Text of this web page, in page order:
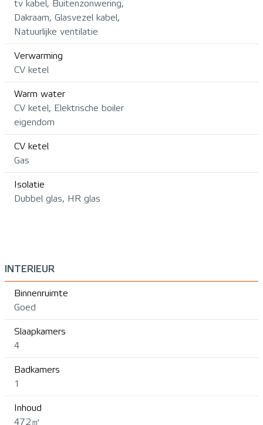
tv kabel, Buitenzonwering,
Dakraam, Glasvezel kabel,
Natuurlijke ventilatie
Verwarming
CV ketel
Warm water
CV ketel, Elektrische boiler
eigendom
CV ketel
Gas
Isolatie
Dubbel glas, HR glas
INTERIEUR
Binnenruimte
Goed
Slaapkamers
4
Badkamers
1
Inhoud
472㎥